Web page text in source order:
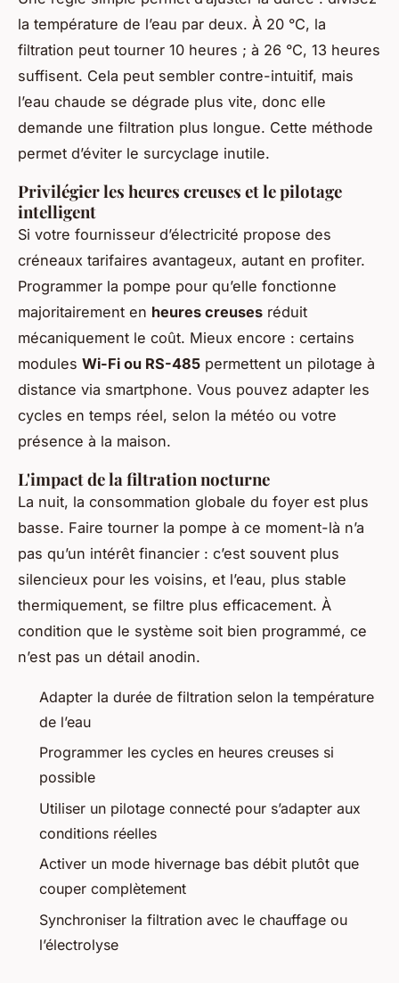
la température de l’eau par deux. À 20 °C, la
filtration peut tourner 10 heures ; à 26 °C, 13 heures
suffisent. Cela peut sembler contre-intuitif, mais
l’eau chaude se dégrade plus vite, donc elle
demande une filtration plus longue. Cette méthode
permet d’éviter le surcyclage inutile.
Privilégier les heures creuses et le pilotage
intelligent
Si votre fournisseur d’électricité propose des
créneaux tarifaires avantageux, autant en profiter.
Programmer la pompe pour qu’elle fonctionne
majoritairement en heures creuses réduit
mécaniquement le coût. Mieux encore : certains
modules Wi-Fi ou RS-485 permettent un pilotage à
distance via smartphone. Vous pouvez adapter les
cycles en temps réel, selon la météo ou votre
présence à la maison.
L'impact de la filtration nocturne
La nuit, la consommation globale du foyer est plus
basse. Faire tourner la pompe à ce moment-là n’a
pas qu’un intérêt financier : c’est souvent plus
silencieux pour les voisins, et l’eau, plus stable
thermiquement, se filtre plus efficacement. À
condition que le système soit bien programmé, ce
n’est pas un détail anodin.
Adapter la durée de filtration selon la température
de l’eau
Programmer les cycles en heures creuses si
possible
Utiliser un pilotage connecté pour s’adapter aux
conditions réelles
Activer un mode hivernage bas débit plutôt que
couper complètement
Synchroniser la filtration avec le chauffage ou
l’électrolyse